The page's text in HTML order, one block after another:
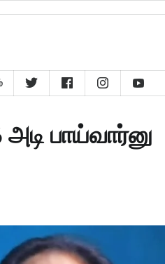
பாய்வார்னு